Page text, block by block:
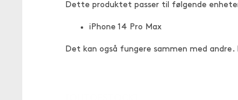
Dette produktet passer til følgende
iPhone 14 Pro Max
Det kan også fungere sammen med andre.